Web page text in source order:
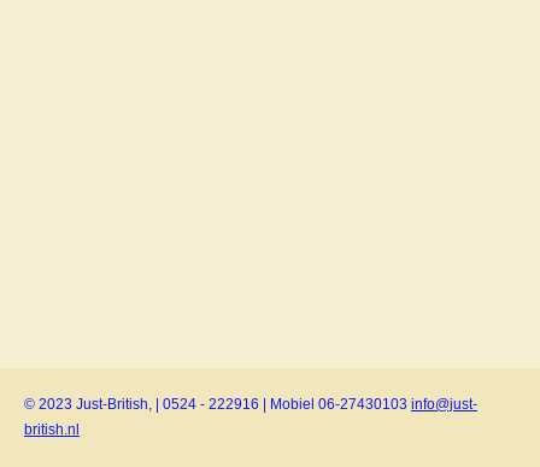
© 2023 Just-British, | 0524 - 222916 | Mobiel 06-27430103 info@just-
british.nl